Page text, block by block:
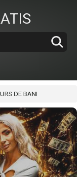
DE BANI